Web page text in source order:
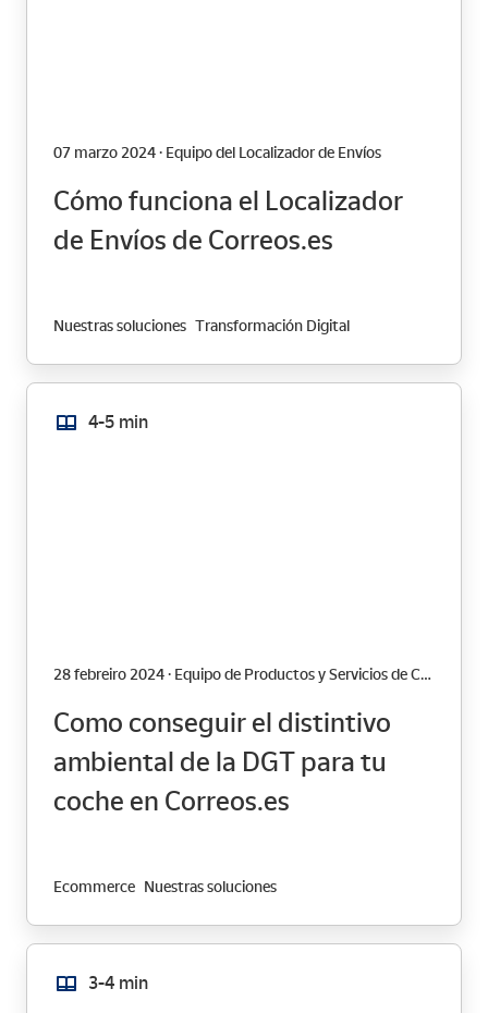
07 marzo 2024 · Equipo del Localizador de Envíos
Cómo funciona el Localizador
de Envíos de Correos.es
Nuestras soluciones Transformación Digital
4-5 min
28 febreiro 2024 · Equipo de Productos y Servicios de Correos
Como conseguir el distintivo
ambiental de la DGT para tu
coche en Correos.es
Ecommerce Nuestras soluciones
3-4 min